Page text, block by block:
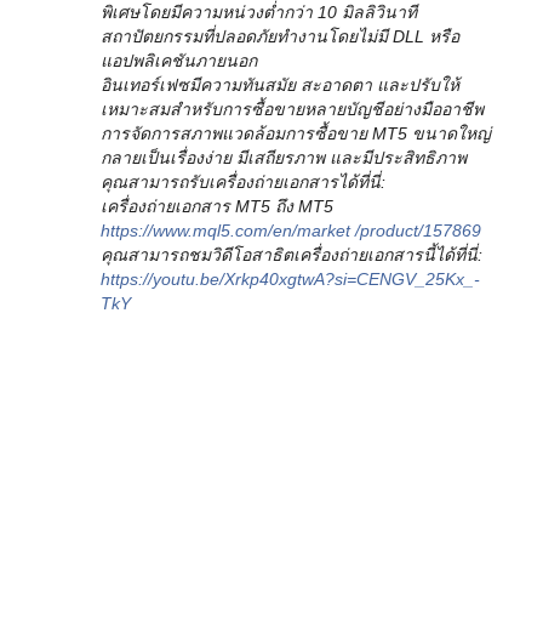
พิเศษโดยมีความหน่วงต่ำกว่า 10 มิลลิวินาที
สถาปัตยกรรมที่ปลอดภัยทำงานโดยไม่มี DLL หรือ
แอปพลิเคชันภายนอก
อินเทอร์เฟซมีความทันสมัย ​​สะอาดตา และปรับให้
เหมาะสมสำหรับการซื้อขายหลายบัญชีอย่างมืออาชีพ
การจัดการสภาพแวดล้อมการซื้อขาย MT5 ขนาดใหญ่
กลายเป็นเรื่องง่าย มีเสถียรภาพ และมีประสิทธิภาพ
คุณสามารถรับเครื่องถ่ายเอกสารได้ที่นี่:
เครื่องถ่ายเอกสาร MT5 ถึง MT5
https://www.mql5.com/en/market /product/157869
คุณสามารถชมวิดีโอสาธิตเครื่องถ่ายเอกสารนี้ได้ที่นี่:
https://youtu.be/Xrkp40xgtwA?si=CENGV_25Kx_-
TkY